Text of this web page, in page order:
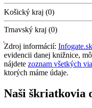
Košický kraj (0)
Trnavský kraj (0)
Zdroj informácií: Infogate.sk
evidencii danej knižnice,
nájdete zoznam všetkých
ktorých máme údaje.
Naši škriatkovia